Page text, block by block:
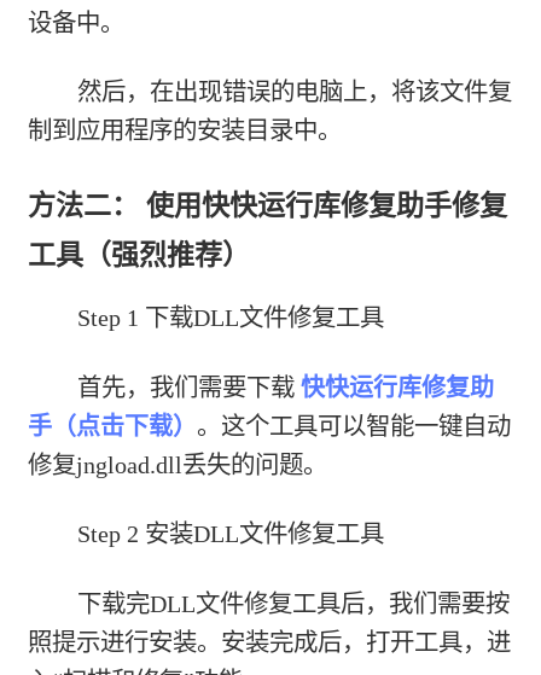
设备中。
然后，在出现错误的电脑上，将该文件复
制到应用程序的安装目录中。
方法二： 使用快快运行库修复助手修复
工具（强烈推荐）
Step 1 下载DLL文件修复工具
首先，我们需要下载 快快运行库修复助
手（点击下载） 。这个工具可以智能一键自动
修复jngload.dll丢失的问题。
Step 2 安装DLL文件修复工具
下载完DLL文件修复工具后，我们需要按
照提示进行安装。安装完成后，打开工具，进